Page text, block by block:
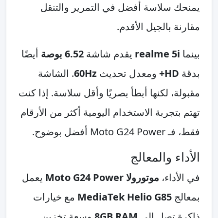
يمنحك سلاسة أفضل في التمرير والتنقل
مقارنة بالجيل الأقدم.
بينما realme 5i يقدم شاشة 6.52 بوصة
أيضًا
بدقة HD+ ومعدل تحديث 60Hz. الشاشة
مقبولة، لكنها أبطأ بصريًا وأقل سلاسة. إذا كنت
تهتم بتجربة الاستخدام اليومية أكثر من الأرقام
فقط، فـ Moto G24 Power أفضل بوضوح.
الأداء والمعالج
في الأداء، موتورولا Moto G24 Power
يعمل
بمعالج MediaTek Helio G85 مع خيارات